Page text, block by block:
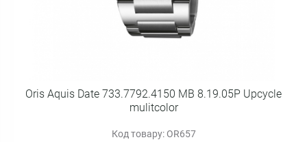
Oris Aquis Date 733.7792.4150 MB 8.19.05P Upcycle
mulitcolor
Код товару: OR657